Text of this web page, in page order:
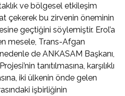
ve bölgesel etkileşim
çekerek bu zirvenin öneminin
geçtiğini söylemiştir. Erol’a
mesele, Trans-Afgan
de ANKASAM Başkanı,
tanıtılmasına, karşılıklı
iki ülkenin önde gelen
işbirliğinin